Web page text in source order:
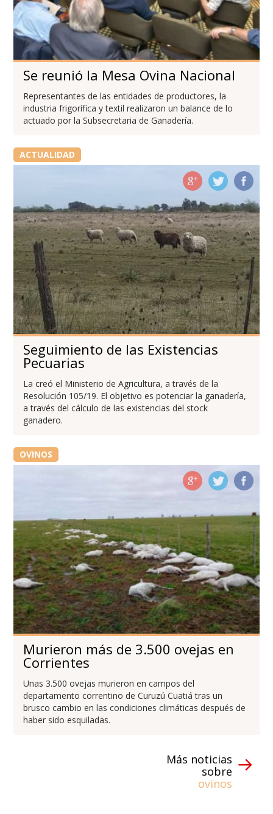
Se reunió la Mesa Ovina Nacional
Representantes de las entidades de productores, la
industria frigorífica y textil realizaron un balance de lo
actuado por la Subsecretaria de Ganadería.
ACTUALIDAD
Seguimiento de las Existencias
Pecuarias
La creó el Ministerio de Agricultura, a través de la
Resolución 105/19. El objetivo es potenciar la ganadería,
a través del cálculo de las existencias del stock
ganadero.
OVINOS
Murieron más de 3.500 ovejas en
Corrientes
Unas 3.500 ovejas murieron en campos del
departamento correntino de Curuzú Cuatiá tras un
brusco cambio en las condiciones climáticas después de
haber sido esquiladas.
Más noticias
sobre
ovinos